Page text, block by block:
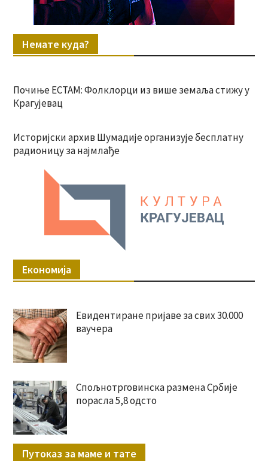
Немате куда?
Почиње ЕСТАМ: Фолклорци из више земаља стижу у
Крагујевац
Историјски архив Шумадије организује бесплатну
радионицу за најмлађе
Економија
Евидентиране пријаве за свих 30.000
ваучера
Спољнотрговинска размена Србије
порасла 5,8 одсто
Путоказ за маме и тате